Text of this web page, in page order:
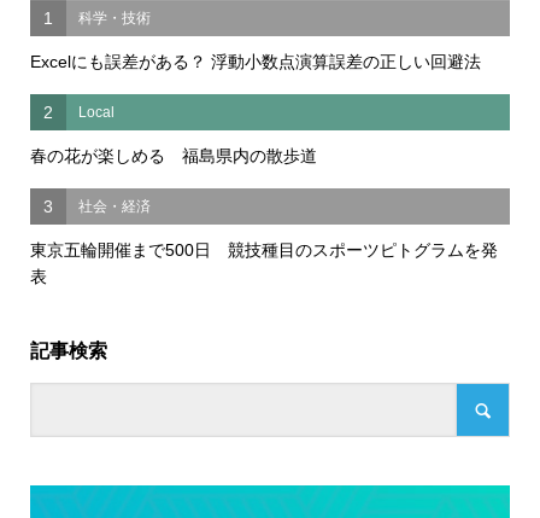
1 科学・技術
Excelにも誤差がある？ 浮動小数点演算誤差の正しい回避法
2 Local
春の花が楽しめる 福島県内の散歩道
3 社会・経済
東京五輪開催まで500日 競技種目のスポーツピトグラムを発
表
記事検索